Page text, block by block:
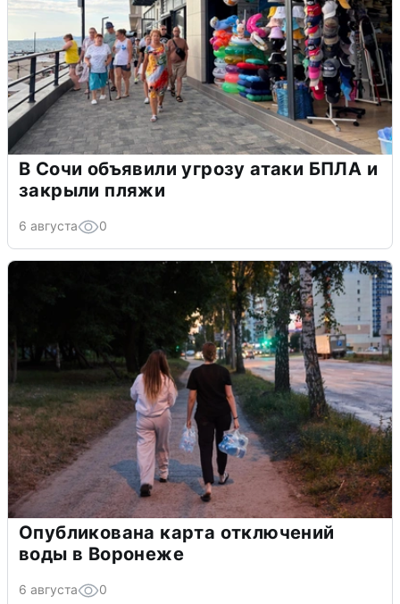
В Сочи объявили угрозу атаки БПЛА и
закрыли пляжи
6 августа 0
Опубликована карта отключений
воды в Воронеже
6 августа 0